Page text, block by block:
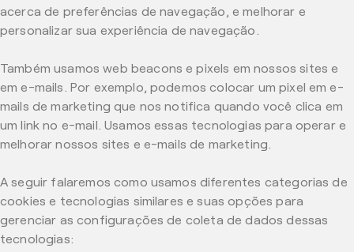
acerca de preferências de navegação, e melhorar e
personalizar sua experiência de navegação.
Também usamos web beacons e pixels em nossos sites e
em e-mails. Por exemplo, podemos colocar um pixel em e-
mails de marketing que nos notifica quando você clica em
um link no e-mail. Usamos essas tecnologias para operar e
melhorar nossos sites e e-mails de marketing.
A seguir falaremos como usamos diferentes categorias de
cookies e tecnologias similares e suas opções para
gerenciar as configurações de coleta de dados dessas
tecnologias: